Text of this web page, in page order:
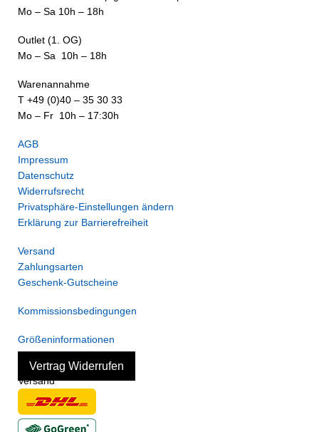
Mo – Sa 10h – 18h
Outlet (1. OG)
Mo – Sa 10h – 18h
Warenannahme
T +49 (0)40 – 35 30 33
Mo – Fr 10h – 17:30h
AGB
Impressum
Datenschutz
Widerrufsrecht
Privatsphäre-Einstellungen ändern
Erklärung zur Barrierefreiheit
Versand
Zahlungsarten
Geschenk-Gutscheine
Kommissionsbedingungen
Größeninformationen
Vertrag Widerrufen
Versand